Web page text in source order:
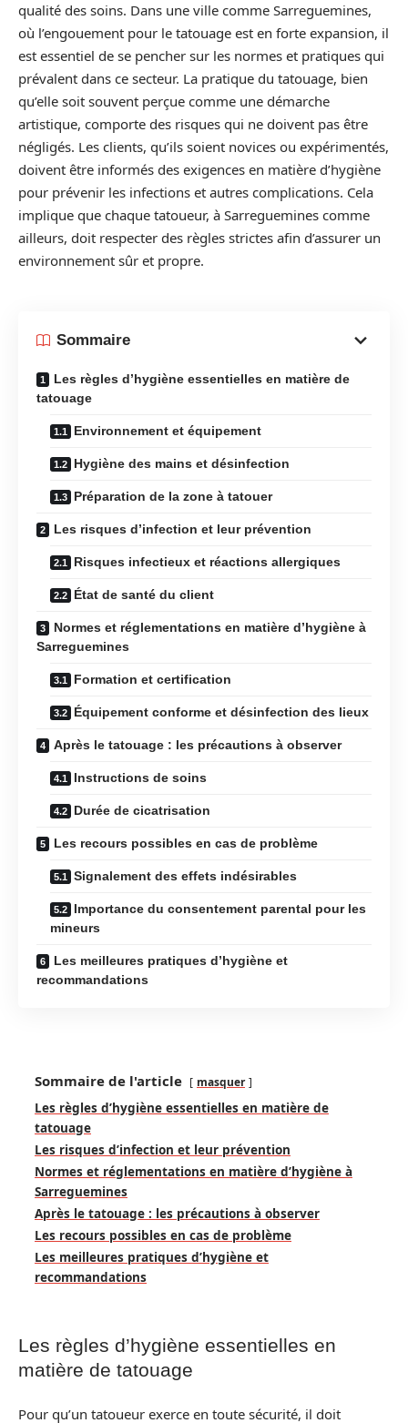
qualité des soins. Dans une ville comme Sarreguemines,
où l’engouement pour le tatouage est en forte expansion, il
est essentiel de se pencher sur les normes et pratiques qui
prévalent dans ce secteur. La pratique du tatouage, bien
qu’elle soit souvent perçue comme une démarche
artistique, comporte des risques qui ne doivent pas être
négligés. Les clients, qu’ils soient novices ou expérimentés,
doivent être informés des exigences en matière d’hygiène
pour prévenir les infections et autres complications. Cela
implique que chaque tatoueur, à Sarreguemines comme
ailleurs, doit respecter des règles strictes afin d’assurer un
environnement sûr et propre.
Sommaire
Les règles d’hygiène essentielles en matière de
tatouage
Environnement et équipement
Hygiène des mains et désinfection
Préparation de la zone à tatouer
Les risques d’infection et leur prévention
Risques infectieux et réactions allergiques
État de santé du client
Normes et réglementations en matière d’hygiène à
Sarreguemines
Formation et certification
Équipement conforme et désinfection des lieux
Après le tatouage : les précautions à observer
Instructions de soins
Durée de cicatrisation
Les recours possibles en cas de problème
Signalement des effets indésirables
Importance du consentement parental pour les
mineurs
Les meilleures pratiques d’hygiène et
recommandations
Sommaire de l'article masquer
Les règles d’hygiène essentielles en matière de
tatouage
Les risques d’infection et leur prévention
Normes et réglementations en matière d’hygiène à
Sarreguemines
Après le tatouage : les précautions à observer
Les recours possibles en cas de problème
Les meilleures pratiques d’hygiène et
recommandations
Les règles d’hygiène essentielles en
matière de tatouage
Pour qu’un tatoueur exerce en toute sécurité, il doit